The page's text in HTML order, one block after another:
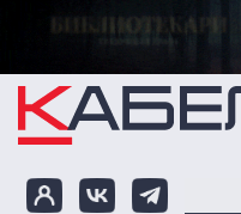
Перейти к основному